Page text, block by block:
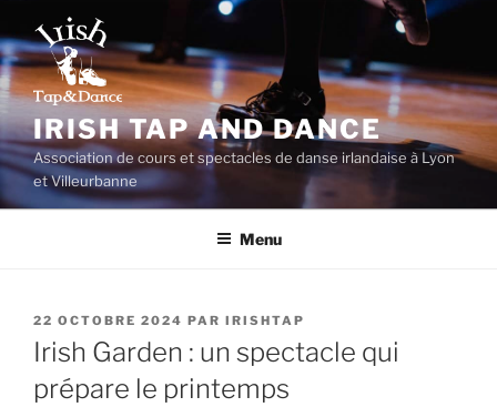
au
contenu
principal
IRISH TAP AND DANCE
Association de cours et spectacles de danse irlandaise à Lyon
et Villeurbanne
Menu
PUBLIÉ
LE
22 OCTOBRE 2024 PAR IRISHTAP
Irish Garden : un spectacle qui
prépare le printemps